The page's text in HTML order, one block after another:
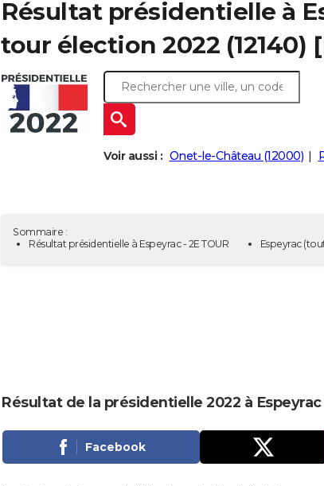
Résultat présidentielle à
tour élection 2022 (12140)
Voir aussi : Onet-le-Château (12000)
Sommaire :
Résultat présidentielle à Espeyrac - 2E TOUR
Espeyrac
Résultat de la présidentielle 2022 à Espeyrac
Facebook